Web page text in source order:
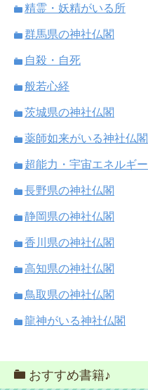
精霊・妖精がいる所
群馬県の神社仏閣
自殺・自死
般若心経
茨城県の神社仏閣
薬師如来がいる神社仏閣
超能力・宇宙エネルギー
長野県の神社仏閣
静岡県の神社仏閣
香川県の神社仏閣
高知県の神社仏閣
鳥取県の神社仏閣
龍神がいる神社仏閣
おすすめ書籍♪